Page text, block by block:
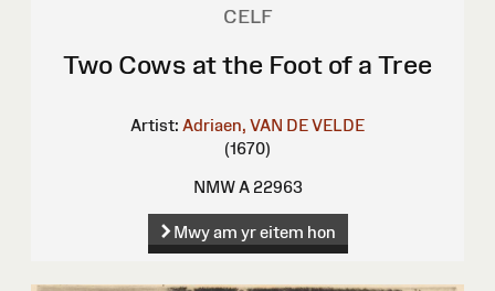
CELF
Two Cows at the Foot of a Tree
Artist: Adriaen, VAN DE VELDE
(1670)
NMW A 22963
Mwy am yr eitem hon